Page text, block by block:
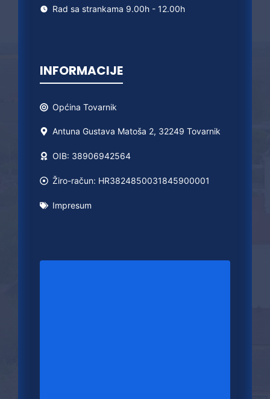
Rad sa strankama 9.00h - 12.00h
INFORMACIJE
Općina Tovarnik
Antuna Gustava Matoša 2, 32249 Tovarnik
OIB: 38906942564
Žiro-račun: HR3824850031845900001
Impresum